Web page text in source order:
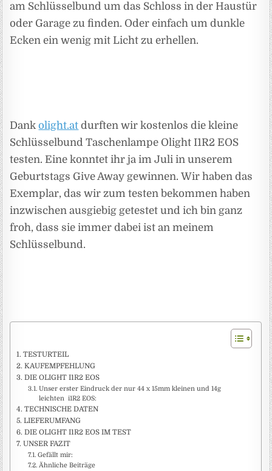
am Schlüsselbund um das Schloss in der Haustür
oder Garage zu finden. Oder einfach um dunkle
Ecken ein wenig mit Licht zu erhellen.
Dankolight.at durften wir kostenlos die kleine
Schlüsselbund Taschenlampe Olight I1R2 EOS
testen. Eine konntet ihr ja im Juli in unserem
Geburtstags Give Away gewinnen. Wir haben das
Exemplar, das wir zum testen bekommen haben
inzwischen ausgiebig getestet und ich bin ganz
froh, dass sie immer dabei ist an meinem
Schlüsselbund.
TESTURTEIL
KAUFEMPFEHLUNG
DIE OLIGHT I1R2 EOS
Unser erster Eindruck der nur 44 x 15mm kleinen und 14g
leichten i1R2 EOS:
TECHNISCHE DATEN
LIEFERUMFANG
DIE OLIGHT I1R2 EOS IM TEST
UNSER FAZIT
Gefällt mir:
Ähnliche Beiträge